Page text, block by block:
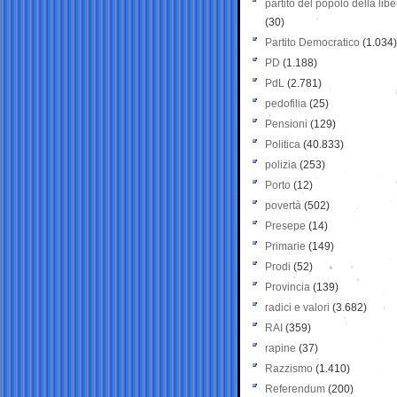
partito del popolo della
(30)
Partito Democratico (1.034)
PD (1.188)
PdL (2.781)
pedofilia (25)
Pensioni (129)
Politica (40.833)
polizia (253)
Porto (12)
povertà (502)
Presepe (14)
Primarie (149)
Prodi (52)
Provincia (139)
radici e valori (3.682)
RAI (359)
rapine (37)
Razzismo (1.410)
Referendum (200)